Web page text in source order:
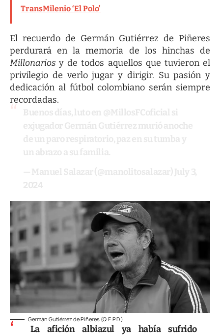
TransMilenio ‘El Polo’
El recuerdo de Germán Gutiérrez de Piñeres
perdurará en la memoria de los hinchas de
Millonariosy de todos aquellos que tuvieron el
privilegio de verlo jugar y dirigir. Su pasión y
dedicación al fútbol colombiano serán siempre
recordadas.
Germán Gutiérrez de Piñeres (Q.E.P.D.).
La afición albiazul ya había sufrido